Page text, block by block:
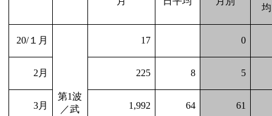
均
20/１月
第1波
／武
17 0
2 月 225 8 5
3月 1,992 64 61